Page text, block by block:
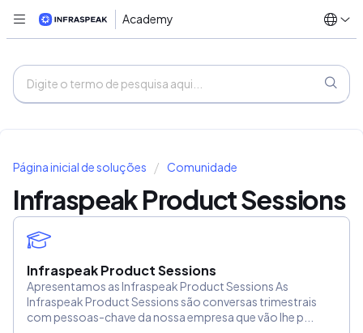
Academy
Página inicial de soluções Comunidade
Infraspeak Product Sessions
Infraspeak Product Sessions
Apresentamos as Infraspeak Product Sessions As
Infraspeak Product Sessions são conversas trimestrais
com pessoas-chave da nossa empresa que vão lhe p...